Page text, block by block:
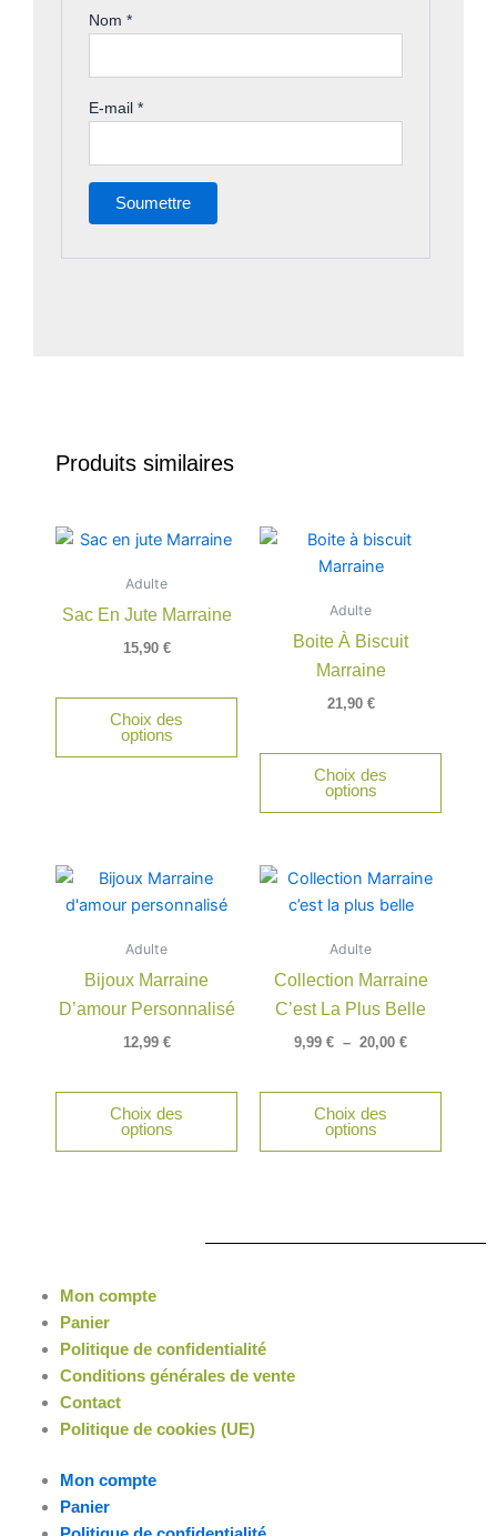
Nom*
E-mail*
Produits similaires
Adulte
Sac En Jute Marraine
15,90 €
Choix des
options
Adulte
Boite À Biscuit
Marraine
21,90 €
Choix des
options
Adulte
Bijoux Marraine
D’amour Personnalisé
12,99 €
Choix des
options
produit
variations.
être
Adulte
Collection Marraine
C’est La Plus Belle
9,99 € – 20,00 €
Plage
prix :
Choix des
options
être
Mon compte
Panier
Politique de confidentialité
Conditions générales de vente
Contact
Politique de cookies (UE)
Mon compte
Panier